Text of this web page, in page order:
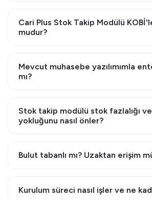
Cari Plus Stok Takip Modülü
mudur?
Mevcut muhasebe yazılımımla
mı?
Stok takip modülü stok fazlalığı
yokluğunu nasıl önler?
Bulut tabanlı mı? Uzaktan erişim
Kurulum süreci nasıl işler ve ne